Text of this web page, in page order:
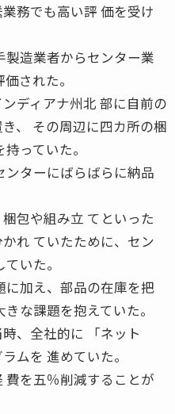
務でも高い評 価を受け
製造業者からセンター業
された。
ディアナ州北 部に自前の
、 その周辺に四カ所の梱
っていた。
ターにばらばらに納品
包や組み立 てといった
れ ていたために、セン
いた。
に加え、部品の在庫を把
な課題を抱えていた。
、全社的に 「ネット
ムを 進めていた。
を五％削減することが